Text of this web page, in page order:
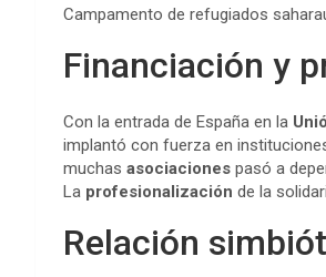
Campamento de refugiados
Financiación y
Con la entrada de España en la
implantó con fuerza en
muchas asociaciones pasó a
La profesionalización de la
Relación